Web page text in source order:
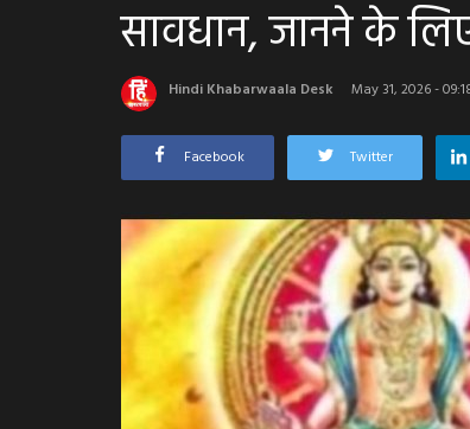
सावधान, जानने के
Hindi Khabarwaala Desk May 31, 2026 -
Facebook Twitter